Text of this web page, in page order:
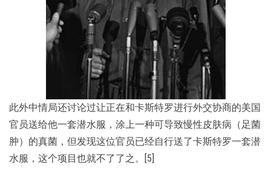
此外中情局还讨论过让正在和卡斯特罗进行外交协商的美国
官员送给他一套潜水服，涂上一种可导致慢性皮肤病（足菌
肿）的真菌，但发现这位官员已经自行送了卡斯特罗一套潜
水服，这个项目也就不了了之。[5]